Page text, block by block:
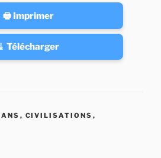
🖶 Imprimer
Télécharger
, CIVILISATIONS ,